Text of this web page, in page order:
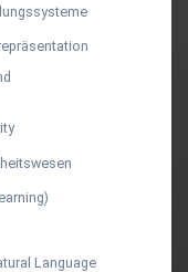
Language